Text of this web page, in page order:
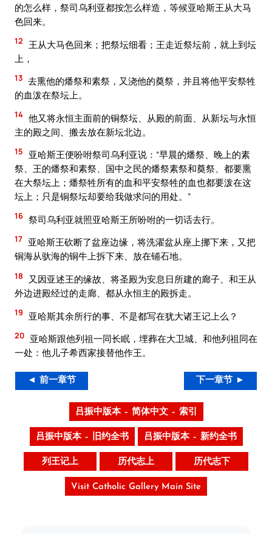
的怎么样，祭司乌利亚都按怎么样造，等候亚哈斯王从大马
色回来。
12
王从大马色回来；把祭坛细看；王走近祭坛前，就上到坛
上，
13 去熏他的燔祭和素祭，又浇他的奠祭，并且将他平安祭牲
的血泼在祭坛上。
14 他又将永恒主面前的铜祭坛、从殿的前面、从新坛与永恒
主的殿之间、搬去放在新坛北边。
15
亚哈斯王便吩咐祭司乌利亚说：“早晨的燔祭、晚上的素
祭、王的燔祭和素祭、国中之民的燔祭素祭和奠祭、都要熏
在大祭坛上；燔祭牲所有的血和平安祭牲的血也都要泼在这
坛上；只是铜祭坛却要给我做求问的用处。”
16 祭司乌利亚就照亚哈斯王所吩咐的一切话去行。
17 亚哈斯王砍断了盆座边缘，将洗濯盆从座上挪下来，又把
铜海从驮海的铜牛上拆下来、放在铺石地。
18
又因亚述王的缘故、将圣殿为安息日所建的廊子、和王从
外边进殿经过的走廊、都从永恒主的殿拆走。
19 亚哈斯其余所行的事、不是都写在犹大诸王记上么？
20 亚哈斯跟他列祖一同长眠，埋葬在大卫城、和他列祖同在
一处：他儿子希西家接替他作王。
◄ 前一章节 下一章节 ►
吕振中版本 – 简体中文 – 索引
吕振中版本 – 旧约全书 吕振中版本 – 新约全书
列王记上 历代志上 历代志下
Visit Catholic Gallery Main Site